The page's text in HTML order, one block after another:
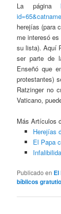
La página
herejías (para
me interesó
su lista). Aquí
ser parte de
Enseñó que
protestantes)
Ratzinger no
Vaticano,
Más Artículos
Herejías
El Papa
Publicado en El
bíblicos